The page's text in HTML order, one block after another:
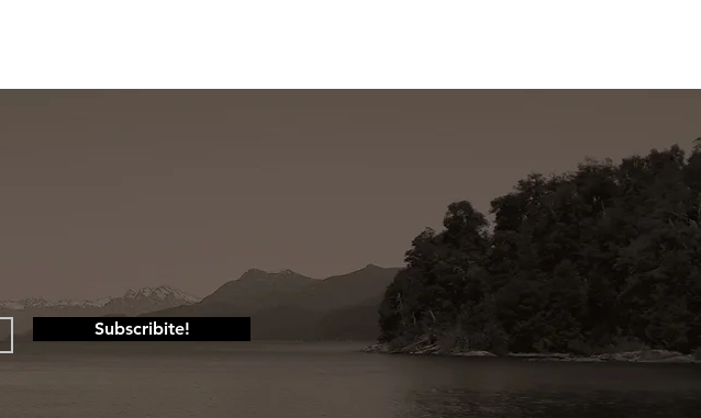
Subscribite!